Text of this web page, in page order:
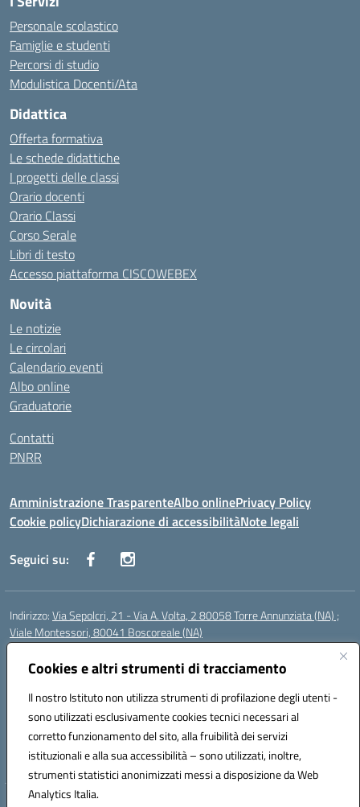
Cookies e altri strumenti di tracciamento
Il nostro Istituto non utilizza strumenti di profilazione degli utenti -
sono utilizzati esclusivamente cookies tecnici necessari al
corretto funzionamento del sito, alla fruibilità dei servizi
istituzionali e alla sua accessibilità – sono utilizzati, inoltre,
strumenti statistici anonimizzati messi a disposizione da Web
Analytics Italia.
Personale scolastico
Famiglie e studenti
Percorsi di studio
Modulistica Docenti/Ata
Didattica
Offerta formativa
Le schede didattiche
I progetti delle classi
Orario docenti
Orario Classi
Corso Serale
Libri di testo
Accesso piattaforma CISCOWEBEX
Novità
Le notizie
Le circolari
Calendario eventi
Albo online
Graduatorie
Contatti
PNRR
Amministrazione TrasparenteAlbo onlinePrivacy Policy
Cookie policyDichiarazione di accessibilitàNote legali
Seguici su:
Indirizzo:Via Sepolcri, 21 - Via A. Volta, 2 80058 Torre Annunziata (NA) ;
Viale Montessori, 80041 Boscoreale (NA)
Centralino:
Posta elettronica certificata (PEC):nais04100b@pec.istruzione.it
Codice fiscale: 82008750638
Codice meccanografico:NAIS04100B
Codice Indice delle Pubbliche Amministrazioni (IPA): istsc_nais04100b
Codice unico di fatturazione (CUF): UFELOU